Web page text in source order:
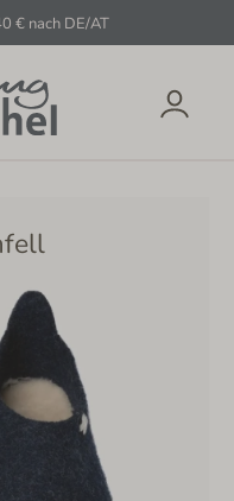
€ nach DE/AT